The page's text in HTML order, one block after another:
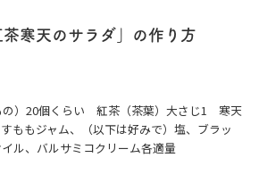
茶寒天のサラダ」の作り方
の）20個くらい 紅茶（茶葉）大さじ1 寒天
もジャム、（以下は好みで）塩、ブラッ
ル、バルサミコクリーム各適量